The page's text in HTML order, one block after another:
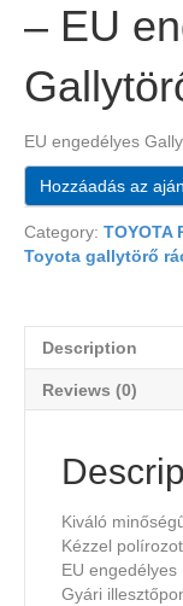
– EU
EU engedélyes
Hozzáadás az
Category: TOYOTA
Toyota gallytörő
Description
Reviews (0)
Kiváló
Kézzel
EU engedélyes
Gyári